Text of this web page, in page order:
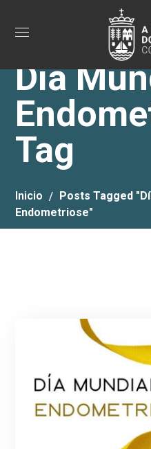
Día
Tag
Inicio
Posts Tagged
Endometriose"